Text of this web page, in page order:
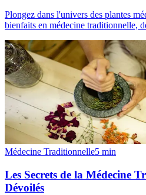
Plongez dans l'univers des plantes
bienfaits en médecine traditionnelle,
Médecine Traditionnelle5 min
Les Secrets de la Médecine
Dévoilés